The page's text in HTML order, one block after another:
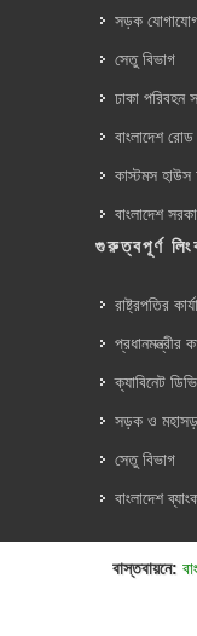
সড়ক
সেতু বিভাগ
ঢাকা পরিবহন
বাংলাদেশ রোড
কাস্টমস হাউস
বাংলাদেশ
গুরুত্বপূর্ণ
রাষ্ট্রপতির
প্রধানমন্ত্রীর
ক্যাবিনেট
সড়ক ও
সেতু বিভাগ
বাংলাদেশ
বাস্তবায়নে: